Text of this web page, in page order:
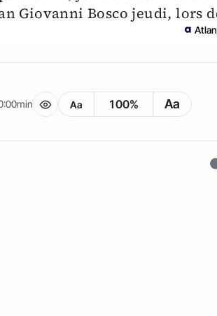
Giovanni Bosco jeudi, lors
Aa 100% Aa